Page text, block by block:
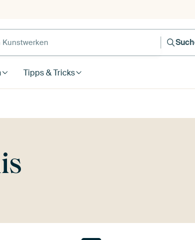
Tipps & Tricks